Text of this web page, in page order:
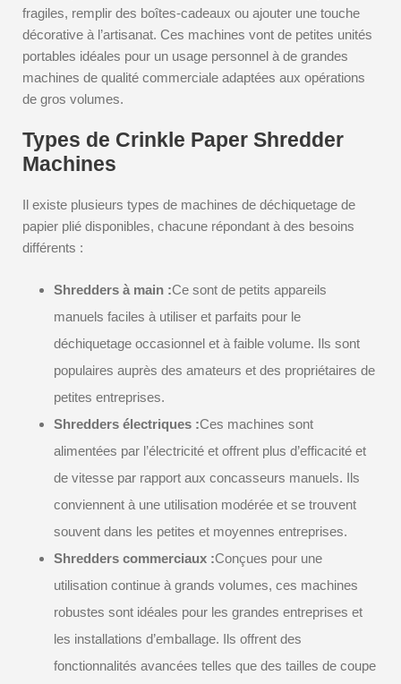
fragiles, remplir des boîtes-cadeaux ou ajouter une touche
décorative à l’artisanat. Ces machines vont de petites unités
portables idéales pour un usage personnel à de grandes
machines de qualité commerciale adaptées aux opérations
de gros volumes.
Types de Crinkle Paper Shredder
Machines
Il existe plusieurs types de machines de déchiquetage de
papier plié disponibles, chacune répondant à des besoins
différents :
Shredders à main :Ce sont de petits appareils
manuels faciles à utiliser et parfaits pour le
déchiquetage occasionnel et à faible volume. Ils sont
populaires auprès des amateurs et des propriétaires de
petites entreprises.
Shredders électriques :Ces machines sont
alimentées par l’électricité et offrent plus d’efficacité et
de vitesse par rapport aux concasseurs manuels. Ils
conviennent à une utilisation modérée et se trouvent
souvent dans les petites et moyennes entreprises.
Shredders commerciaux :Conçues pour une
utilisation continue à grands volumes, ces machines
robustes sont idéales pour les grandes entreprises et
les installations d’emballage. Ils offrent des
fonctionnalités avancées telles que des tailles de coupe